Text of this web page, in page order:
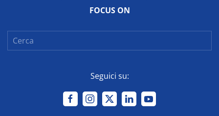
FOCUS ON
Seguici su: